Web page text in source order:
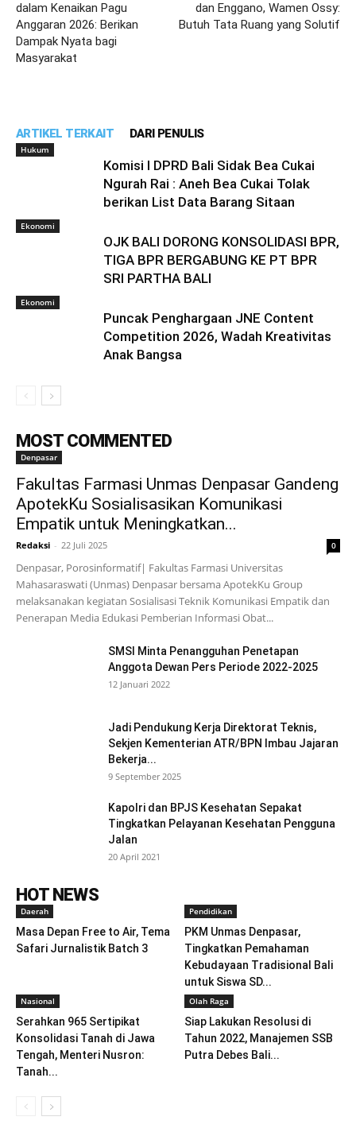
dalam Kenaikan Pagu
Anggaran 2026: Berikan
Dampak Nyata bagi
Masyarakat
dan Enggano, Wamen Ossy:
Butuh Tata Ruang yang Solutif
ARTIKEL TERKAIT DARI PENULIS
Hukum
Komisi I DPRD Bali Sidak Bea Cukai
Ngurah Rai : Aneh Bea Cukai Tolak
berikan List Data Barang Sitaan
Ekonomi
OJK BALI DORONG KONSOLIDASI BPR,
TIGA BPR BERGABUNG KE PT BPR
SRI PARTHA BALI
Ekonomi
Puncak Penghargaan JNE Content
Competition 2026, Wadah Kreativitas
Anak Bangsa
MOST COMMENTED
Denpasar
Fakultas Farmasi Unmas Denpasar Gandeng
ApotekKu Sosialisasikan Komunikasi
Empatik untuk Meningkatkan...
Redaksi - 22 Juli 2025 0
Denpasar, Porosinformatif| Fakultas Farmasi Universitas
Mahasaraswati (Unmas) Denpasar bersama ApotekKu Group
melaksanakan kegiatan Sosialisasi Teknik Komunikasi Empatik dan
Penerapan Media Edukasi Pemberian Informasi Obat...
SMSI Minta Penangguhan Penetapan
Anggota Dewan Pers Periode 2022-2025
12 Januari 2022
Jadi Pendukung Kerja Direktorat Teknis,
Sekjen Kementerian ATR/BPN Imbau Jajaran
Bekerja...
9 September 2025
Kapolri dan BPJS Kesehatan Sepakat
Tingkatkan Pelayanan Kesehatan Pengguna
Jalan
20 April 2021
HOT NEWS
Daerah
Masa Depan Free to Air, Tema
Safari Jurnalistik Batch 3
Pendidikan
PKM Unmas Denpasar,
Tingkatkan Pemahaman
Kebudayaan Tradisional Bali
untuk Siswa SD...
Nasional
Serahkan 965 Sertipikat
Konsolidasi Tanah di Jawa
Tengah, Menteri Nusron:
Tanah...
Olah Raga
Siap Lakukan Resolusi di
Tahun 2022, Manajemen SSB
Putra Debes Bali...